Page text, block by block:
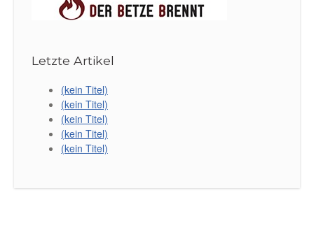
Letzte Artikel
(kein Titel)
(kein Titel)
(kein Titel)
(kein Titel)
(kein Titel)